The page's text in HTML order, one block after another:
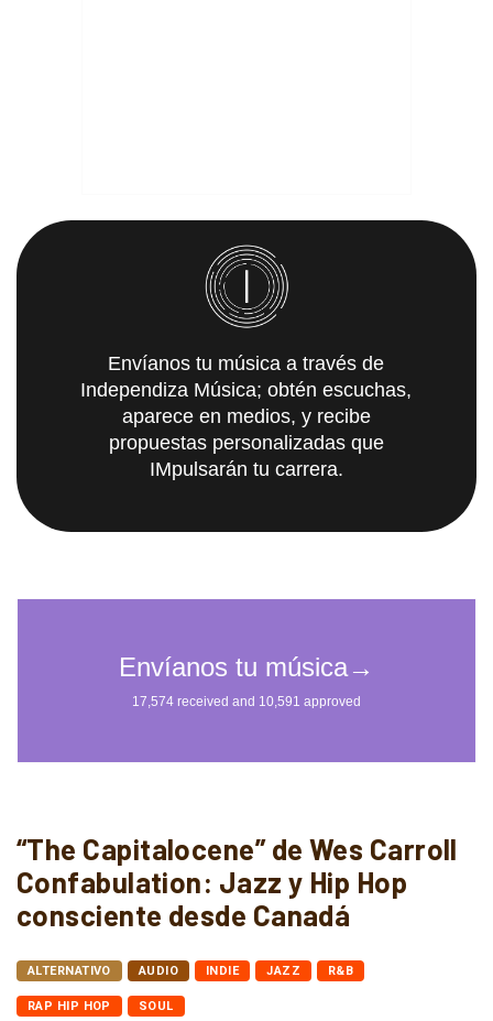
Envíanos tu música a través de
Independiza Música; obtén escuchas,
aparece en medios, y recibe
propuestas personalizadas que
IMpulsarán tu carrera.
“The Capitalocene” de Wes Carroll
Confabulation: Jazz y Hip Hop
consciente desde Canadá
ALTERNATIVO AUDIO INDIE JAZZ R&B
RAP HIP HOP SOUL